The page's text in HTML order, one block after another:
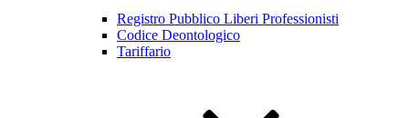
Registro Pubblico Liberi Professionisti
Codice Deontologico
Tariffario